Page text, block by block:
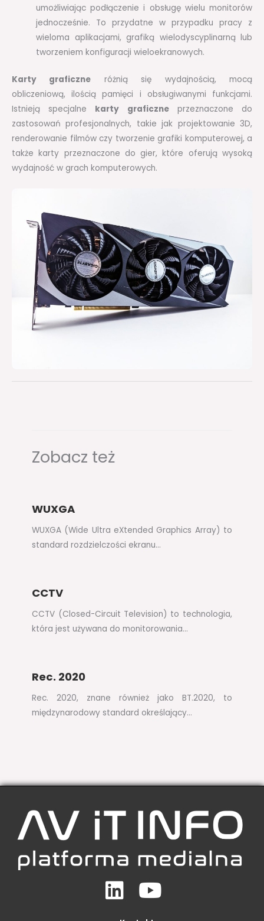
umożliwiając podłączenie i obsługę wielu monitorów
jednocześnie. To przydatne w przypadku pracy z
wieloma aplikacjami, grafiką wielodyscyplinarną lub
tworzeniem konfiguracji wieloekranowych.
Karty graficzne różnią się wydajnością, mocą
obliczeniową, ilością pamięci i obsługiwanymi funkcjami.
Istnieją specjalne karty graficzneprzeznaczone do
zastosowań profesjonalnych, takie jak projektowanie 3D,
renderowanie filmów czy tworzenie grafiki komputerowej, a
także karty przeznaczone do gier, które oferują wysoką
wydajność w grach komputerowych.
Zobacz też
WUXGA
WUXGA (Wide Ultra eXtended Graphics Array) to
standard rozdzielczości ekranu…
CCTV
CCTV (Closed-Circuit Television) to technologia,
która jest używana do monitorowania…
Rec. 2020
Rec. 2020, znane również jako BT.2020, to
międzynarodowy standard określający…
LinkedinYoutube